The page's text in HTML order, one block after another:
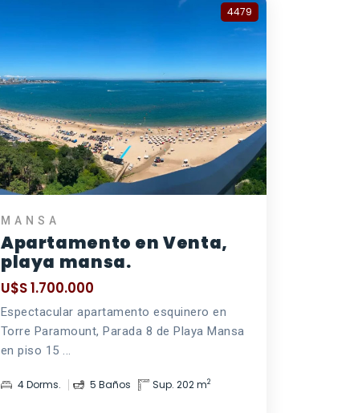
4479
MANSA
Apartamento en Venta,
playa mansa.
U$S 1.700.000
Espectacular apartamento esquinero en
Torre Paramount, Parada 8 de Playa Mansa
en piso 15 ...
4 Dorms. 5 Baños Sup. 202 m2